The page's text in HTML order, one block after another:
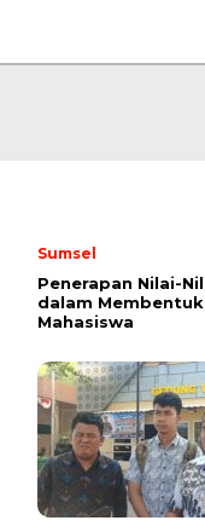
Sumsel
Penerapan Nilai-
dalam
Mahasiswa